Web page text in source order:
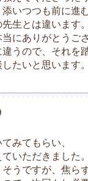
いつつも前に進
生とは違います
にありがとうご
うので、それを
たいと思います。
みてもらい、
いただきました。
うですが、焦ら